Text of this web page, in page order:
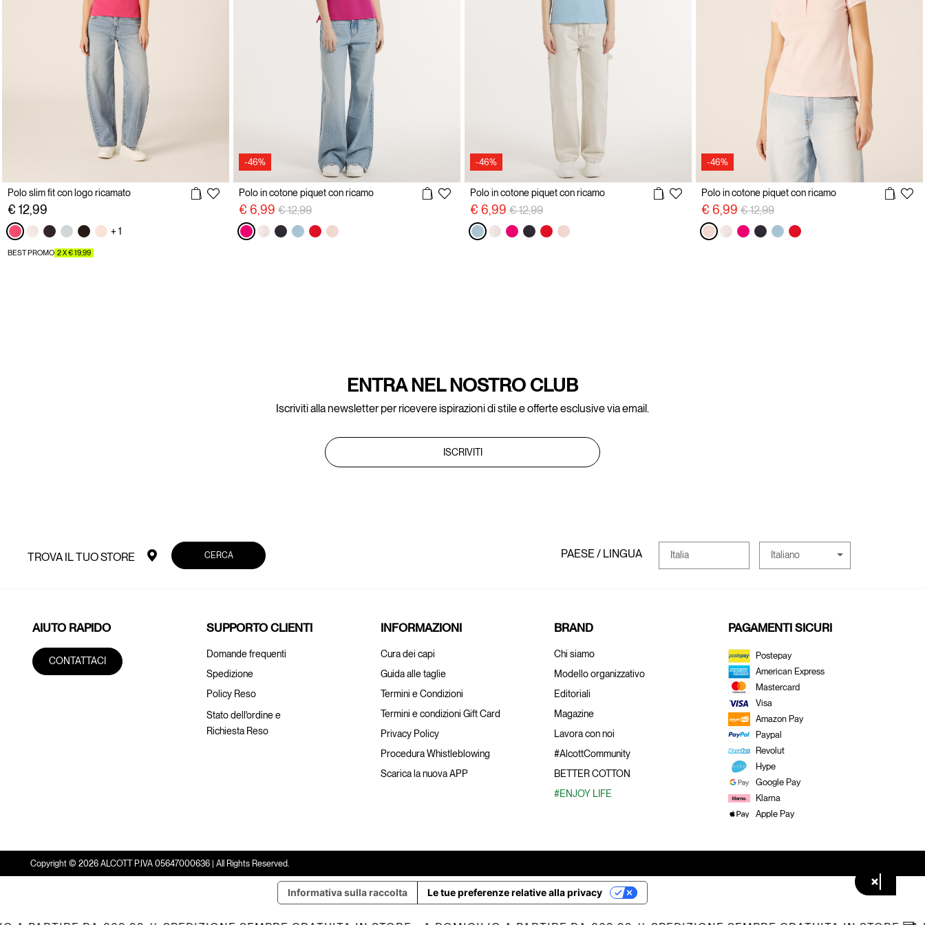
Polo slim fit con logo ricamato
€ 12,99
+ 1
BEST PROMO 2 X € 19,99
-46%
Polo in cotone piquet con ricamo
€ 6,99 Price reduced from
€ 12,99to
-46%
Polo in cotone piquet con ricamo
€ 6,99 Price reduced from
€ 12,99to
-46%
Polo in cotone piquet con ricamo
€ 6,99 Price reduced from
€ 12,99to
ENTRA NEL NOSTRO CLUB
Iscriviti alla newsletter per ricevere ispirazioni di stile e offerte esclusive via email.
ISCRIVITI
TROVA IL TUO STORE CERCA PAESE / LINGUA Italia Italiano
AIUTO RAPIDO
CONTATTACI
SUPPORTO CLIENTI
Domande frequenti
Spedizione
Policy Reso
Stato dell'ordine e
Richiesta Reso
INFORMAZIONI
Cura dei capi
Guida alle taglie
Termini e Condizioni
Termini e condizioni Gift Card
Privacy Policy
Procedura Whistleblowing
Scarica la nuova APP
BRAND
Chi siamo
Modello organizzativo
Editoriali
Magazine
Lavora con noi
#AlcottCommunity
BETTER COTTON
#ENJOY LIFE
PAGAMENTI SICURI
Postepay
American Express
Mastercard
Visa
Amazon Pay
Paypal
Revolut
Hype
Google Pay
Klarna
Apple Pay
Copyright © 2026 ALCOTT P.IVA 05647000636 | All Rights Reserved.
×
Informativa sulla raccolta Le tue preferenze relative alla privacy